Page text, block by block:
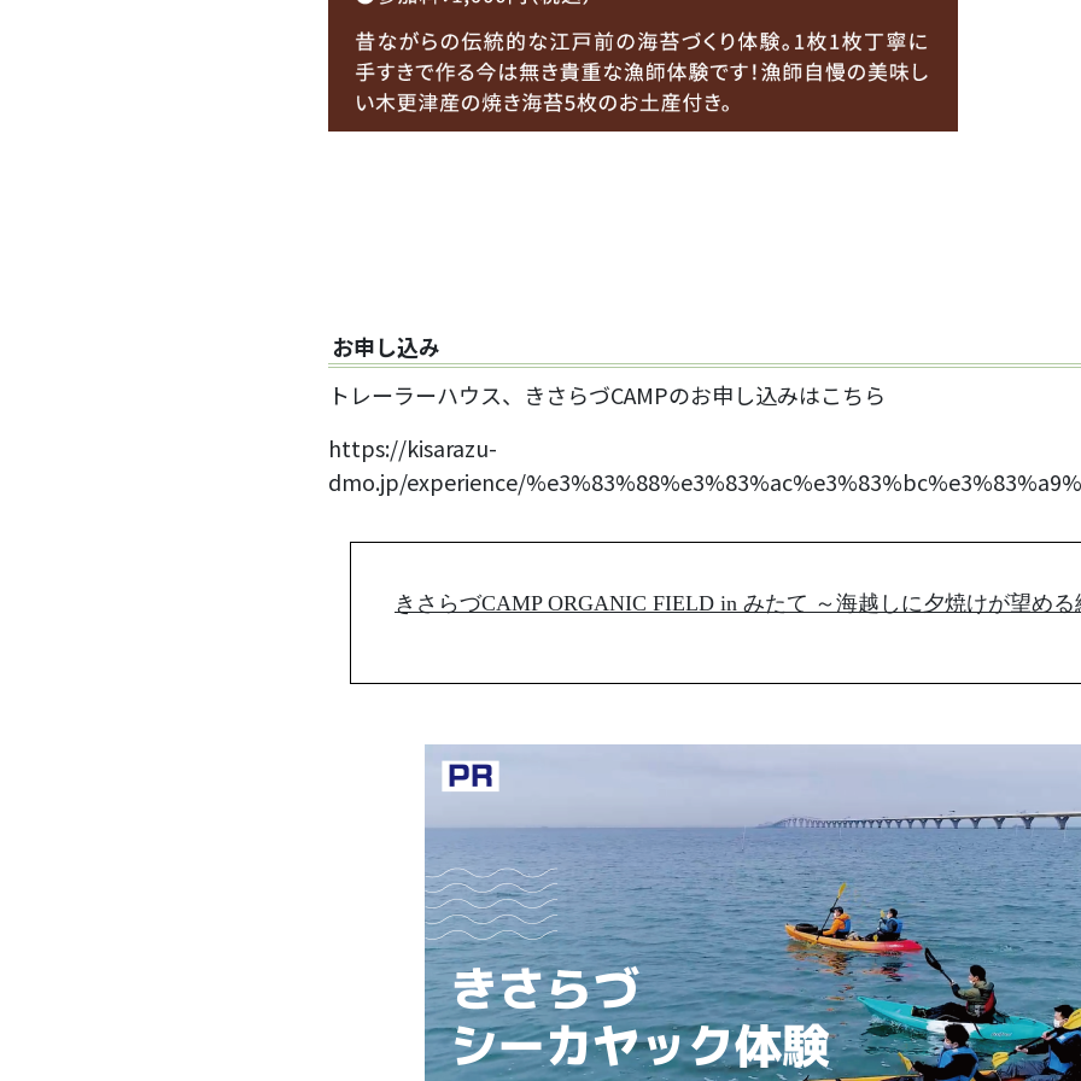
お申し込み
トレーラーハウス、きさらづCAMPのお申し込みはこちら
https://kisarazu-
dmo.jp/experience/
きさらづCAMP ORGANIC FIELD in みたて ～海越しに夕焼けが望める